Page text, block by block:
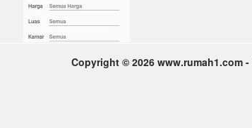
Copyright © 2026 www.rumah1.com